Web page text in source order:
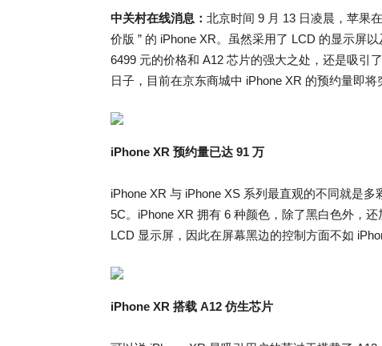
中关村在线消息： 北京时间 9 月 13 日凌晨，苹果
价版 ” 的 iPhone XR。虽然采用了 LCD 的显示屏
6499 元的价格和 A12 芯片的强大之处，还是吸引
日子，目前在京东商城中 iPhone XR 的预约量即将
iPhone XR 预约量已达 91 万
iPhone XR 与 iPhone XS 系列最直观的不同就是
5C。iPhone XR 拥有 6 种颜色，除了黑白色外，
LCD 显示屏，因此在屏幕黑边的控制方面不如
iPhone XR 搭载 A12 仿生芯片